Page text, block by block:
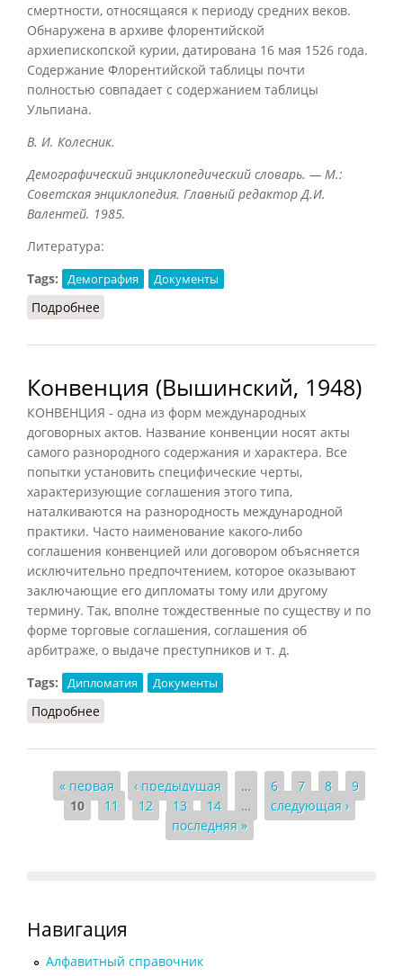
смертности, относящаяся к периоду средних веков.
Обнаружена в архиве флорентийской
архиепископской курии, датирована 16 мая 1526 года.
Содержание Флорентийской таблицы почти
полностью совпадает с содержанием таблицы
Ульпиана.
B. И. Колесник.
Демографический энциклопедический словарь. — М.:
Советская энциклопедия. Главный редактор Д.И.
Валентей. 1985.
Литература:
Tags:
Демография Документы
Подробнее
Конвенция (Вышинский, 1948)
КОНВЕНЦИЯ - одна из форм международных
договорных актов. Название конвенции носят акты
самого разнородного содержания и характера. Все
попытки установить специфические черты,
характеризующие соглашения этого типа,
наталкиваются на разнородность международной
практики. Часто наименование какого-либо
соглашения конвенцией или договором объясняется
исключительно предпочтением, которое оказывают
заключающие его дипломаты тому или другому
термину. Так, вполне тождественные по существу и по
форме торговые соглашения, соглашения об
арбитраже, о выдаче преступников и т. д.
Tags:
Дипломатия Документы
Подробнее
Страницы
« первая ‹ предыдущая … 6 7 8
9
10
11 12 13 14 …
следующая ›
последняя »
Навигация
Алфавитный справочник